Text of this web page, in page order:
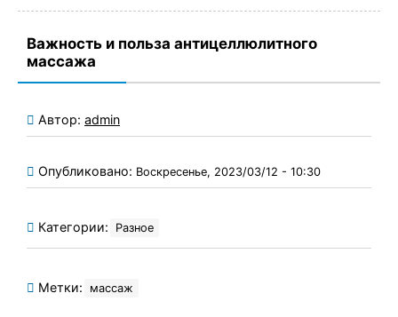
Важность и польза антицеллюлитного
массажа
Автор: admin
Опубликовано: Воскресенье, 2023/03/12 - 10:30
Категории: Разное
Метки: массаж